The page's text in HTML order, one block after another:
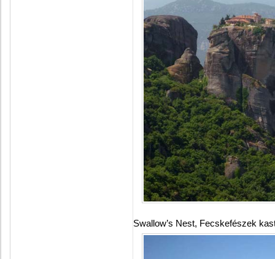
Swallow’s Nest, Fecskefészek